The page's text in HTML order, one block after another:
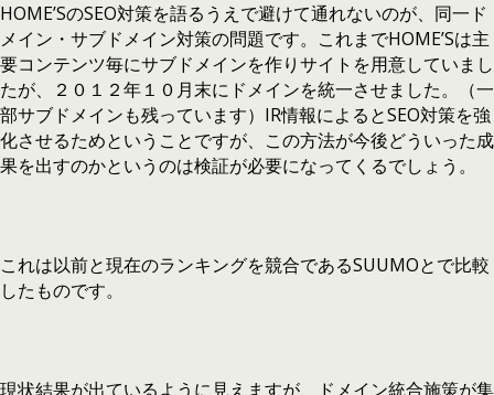
HOME’SのSEO対策を語るうえで避けて通れないのが、同一ド
メイン・サブドメイン対策の問題です。これまでHOME’Sは主
要コンテンツ毎にサブドメインを作りサイトを用意していまし
たが、２０１２年１０月末にドメインを統一させました。（一
部サブドメインも残っています）IR情報によるとSEO対策を強
化させるためということですが、この方法が今後どういった成
果を出すのかというのは検証が必要になってくるでしょう。
これは以前と現在のランキングを競合であるSUUMOとで比較
したものです。
現状結果が出ているように見えますが、ドメイン統合施策が集